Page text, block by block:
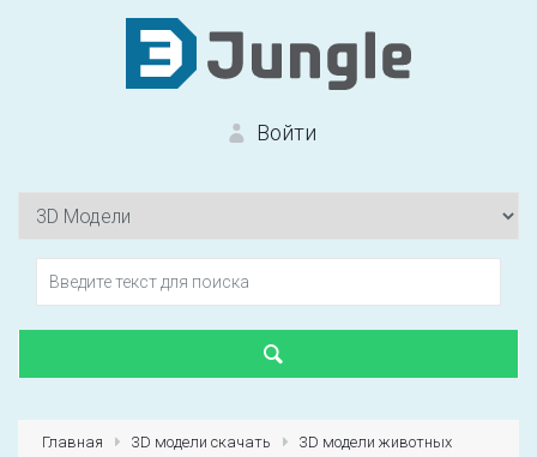
Войти
Главная 3D модели скачать
3D модели животных